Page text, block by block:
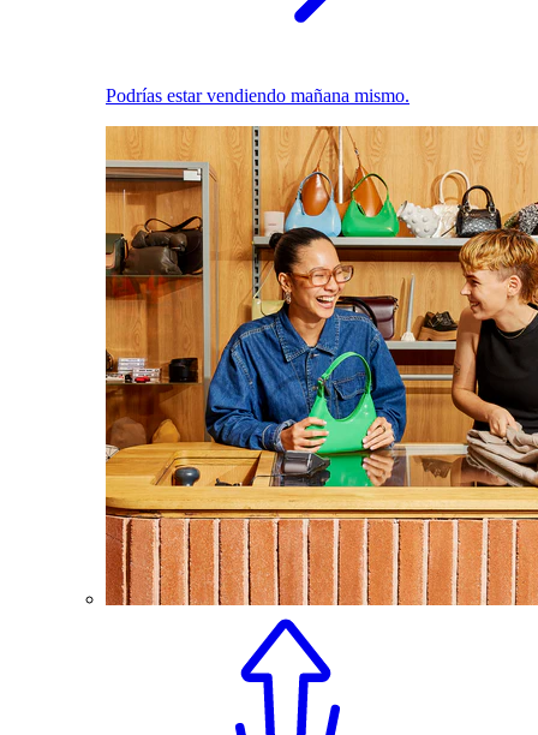
Podrías estar vendiendo mañana mismo.